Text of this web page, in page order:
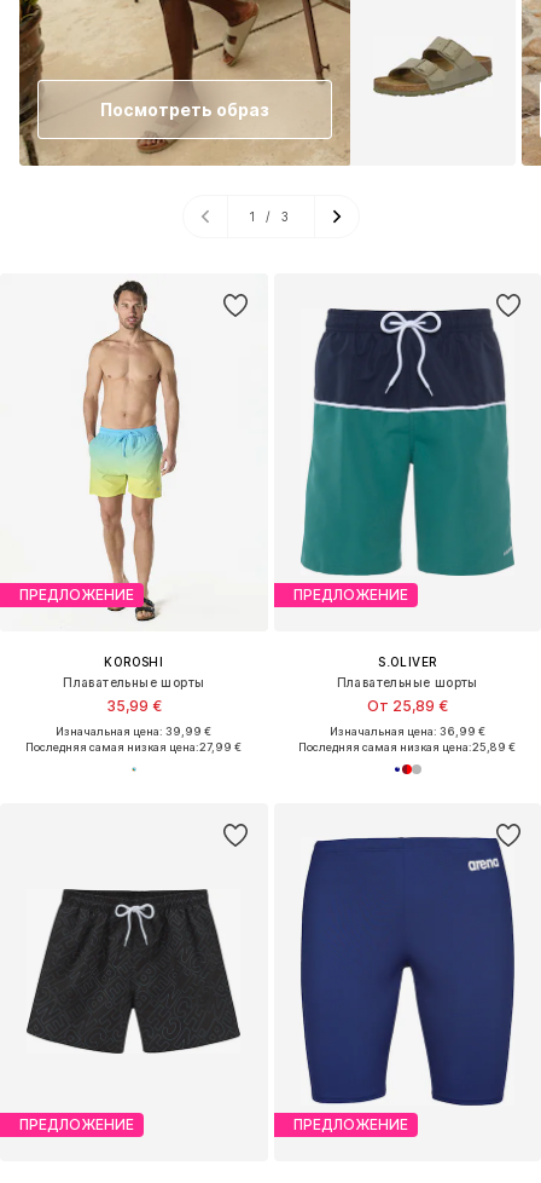
ПРЕДЛОЖЕНИЕ
KOROSHI
Плавательные шорты
35,99 €
Изначальная цена: 39,99 €
Последняя самая низкая цена:27,99 €
ПРЕДЛОЖЕНИЕ
S.OLIVER
Плавательные шорты
От 25,89 €
Изначальная цена: 36,99 €
Последняя самая низкая цена:25,89 €
ПРЕДЛОЖЕНИЕ
Посмотреть образ
1 / 3
ПРЕДЛОЖЕНИЕ